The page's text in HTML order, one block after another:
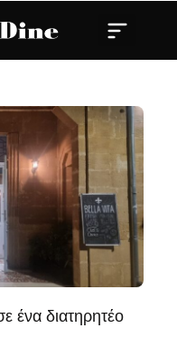
ένα διατηρητέο